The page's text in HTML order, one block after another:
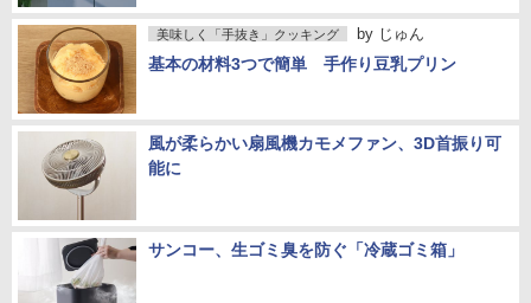
美味しく「手抜き」クッキング by じゅん
基本の材料3つで簡単 手作り豆乳プリン
風が柔らかい扇風機カモメファン、3D首振り可
能に
サンコー、生ゴミ臭を防ぐ「冷蔵ゴミ箱」